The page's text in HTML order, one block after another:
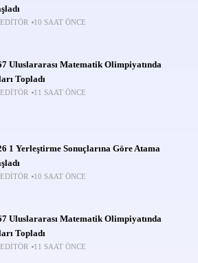
10 SAAT ÖNCE
Uluslararası Matematik Olimpiyatında
Topladı
11 SAAT ÖNCE
1 Yerleştirme Sonuçlarına Göre Atama
10 SAAT ÖNCE
Uluslararası Matematik Olimpiyatında
Topladı
11 SAAT ÖNCE